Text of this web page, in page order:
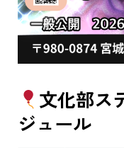
文化部ス
ジュール